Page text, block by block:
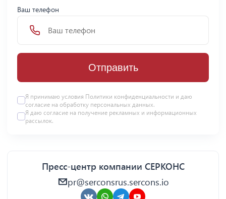
Ваш телефон
Отправить
Я принимаю условия Политики конфиденциальности и даю
согласие на обработку персональных данных.
Я даю согласие на получение рекламных и информационных
рассылок.
Пресс-центр компании СЕРКОНС
pr@serconsrus.sercons.io